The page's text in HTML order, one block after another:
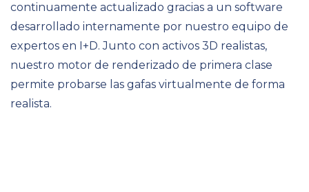
continuamente actualizado gracias a un software
desarrollado internamente por nuestro equipo de
expertos en I+D. Junto con activos 3D realistas,
nuestro motor de renderizado de primera clase
permite probarse las gafas virtualmente de forma
realista.